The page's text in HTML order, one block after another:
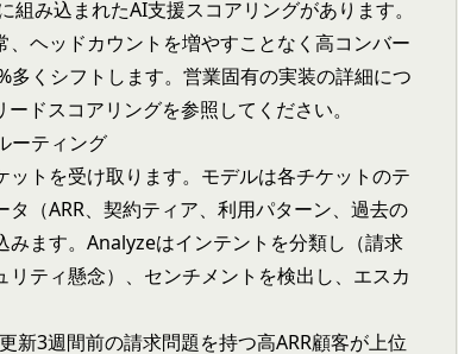
み込まれたAI支援スコアリングがあります。
ヘッドカウントを増やすことなく高コンバー
くシフトします。営業固有の実装の詳細につ
ードスコアリングを参照してください。
ーティング
ットを受け取ります。モデルは各チケットのテ
（ARR、契約ティア、利用パターン、過去の
ます。Analyzeはインテントを分類し（請求
ティ懸念）、センチメントを検出し、エスカ
新3週間前の請求問題を持つ高ARR顧客が上位